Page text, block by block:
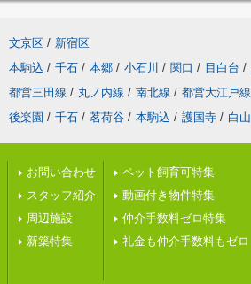
文京区 / 新宿区
本駒込 / 千石 / 本郷 / 小石川 / 関口 / 目白台 /
都営三田線 / 丸ノ内線 / 南北線 / 都営大江戸線
後楽園 / 千石 / 茗荷谷 / 本駒込 / 護国寺 / 白山
お問い合わせ
スタッフ紹介
周辺施設
新築特集
ペット飼育可特集
動画付き物件特集
仲介手数料ゼロ特集
礼金も仲介手数料もゼロ